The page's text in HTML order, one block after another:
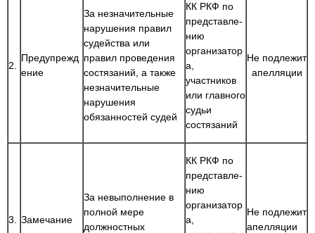
2.
Предупрежд
ение
За незначительные
нарушения правил
судейства или
правил проведения
состязаний, а также
незначительные
нарушения
обязанностей судей
КК РКФ по
представле-
нию
организатор
а,
участников
или главного
судьи
состязаний
Не подлежит
апелляции
3. Замечание
За невыполнение в
полной мере
должностных
КК РКФ по
представле-
нию
организатор
а,
Не подлежит
апелляции